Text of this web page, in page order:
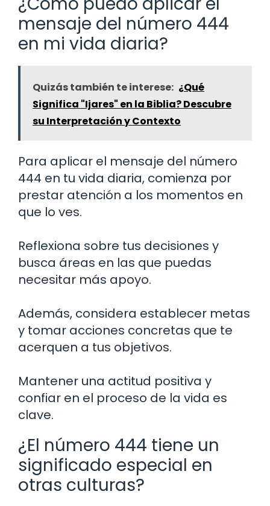
mensaje del número 444
en mi vida diaria?
Quizás también te interese: ¿Qué
Significa "Ijares" en la Biblia? Descubre
su Interpretación y Contexto
Para aplicar el mensaje del número
444 en tu vida diaria, comienza por
prestar atención a los momentos en
que lo ves.
Reflexiona sobre tus decisiones y
busca áreas en las que puedas
necesitar más apoyo.
Además, considera establecer metas
y tomar acciones concretas que te
acerquen a tus objetivos.
Mantener una actitud positiva y
confiar en el proceso de la vida es
clave.
¿El número 444 tiene un
significado especial en
otras culturas?